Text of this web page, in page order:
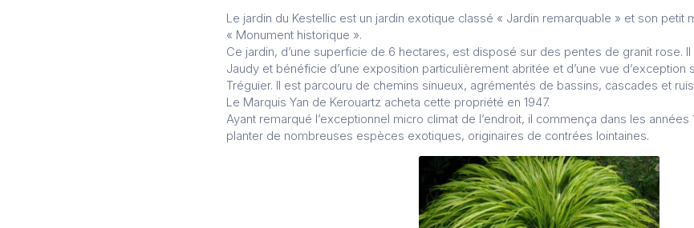
Le jardin du Kestellic est un jardin exotique classé « Jardin remarquable » et son petit
« Monument historique ».
Ce jardin, d’une superficie de 6 hectares, est disposé sur des pentes de granit rose.
Jaudy et bénéficie d’une exposition particulièrement abritée et d’une vue d’exception
Tréguier. Il est parcouru de chemins sinueux, agrémentés de bassins, cascades et
Le Marquis Yan de Kerouartz acheta cette propriété en 1947.
Ayant remarqué l’exceptionnel micro climat de l’endroit, il commença dans les années
planter de nombreuses espèces exotiques, originaires de contrées lointaines.